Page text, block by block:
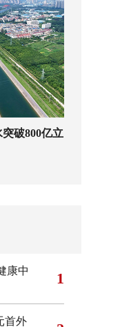
破800亿立
康中
1
首外